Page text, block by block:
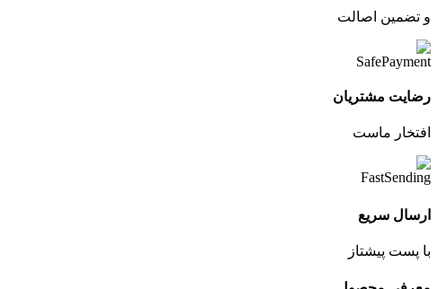
و تضمین اصالت
رضایت مشتریان
افتخار ماست
ارسال سریع
با پست پیشتاز